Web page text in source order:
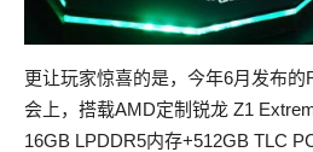
更让玩家惊喜的是，今年6月发布
会上，搭载AMD定制锐龙 Z1
16GB LPDDR5内存+512GB TLC